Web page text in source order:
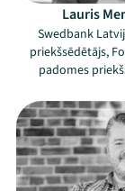
Lauris
Swedbank
priekšsēdētājs,
padomes